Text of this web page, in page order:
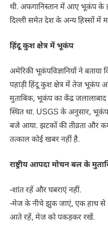
थी. अफगानिस्तान में आए भूकंप के
दिल्ली समेत देश के अन्य हिस्सों में
हिंदू कुश क्षेत्र में भूकंप
अमेरिकी भूकंपविज्ञानियों ने बताया
पहाड़ी हिंदू कुश क्षेत्र में तेज भूकंप
मुताबिक, भूकंप का केंद्र जलालाबाद
स्थित था. USGS के अनुसार, भूकंप
बजे आया. झटकों की तीव्रता और
तत्काल कोई खबर नहीं है.
राष्ट्रीय आपदा मोचन बल के
-शांत रहें और घबराएं नहीं.
-मेज के नीचे झुक जाएं, एक हाथ
आते रहें, मेज को पकड़कर रखें.